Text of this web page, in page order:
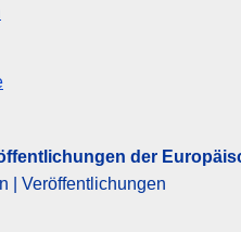
der
| Veröffentlichungen